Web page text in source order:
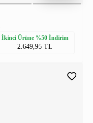
İkinci Ürüne %50 İndirim
2.649,95 TL